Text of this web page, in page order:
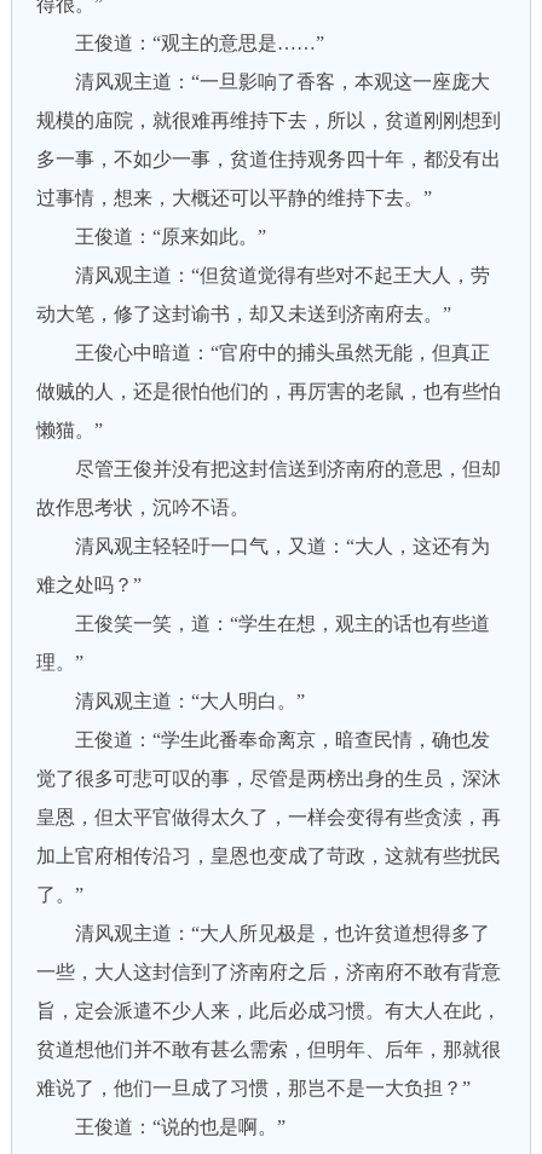
得很。”
王俊道：“观主的意思是……”
清风观主道：“一旦影响了香客，本观这一座庞大
规模的庙院，就很难再维持下去，所以，贫道刚刚想到
多一事，不如少一事，贫道住持观务四十年，都没有出
过事情，想来，大概还可以平静的维持下去。”
王俊道：“原来如此。”
清风观主道：“但贫道觉得有些对不起王大人，劳
动大笔，修了这封谕书，却又未送到济南府去。”
王俊心中暗道：“官府中的捕头虽然无能，但真正
做贼的人，还是很怕他们的，再厉害的老鼠，也有些怕
懒猫。”
尽管王俊并没有把这封信送到济南府的意思，但却
故作思考状，沉吟不语。
清风观主轻轻吁一口气，又道：“大人，这还有为
难之处吗？”
王俊笑一笑，道：“学生在想，观主的话也有些道
理。”
清风观主道：“大人明白。”
王俊道：“学生此番奉命离京，暗查民情，确也发
觉了很多可悲可叹的事，尽管是两榜出身的生员，深沐
皇恩，但太平官做得太久了，一样会变得有些贪渎，再
加上官府相传沿习，皇恩也变成了苛政，这就有些扰民
了。”
清风观主道：“大人所见极是，也许贫道想得多了
一些，大人这封信到了济南府之后，济南府不敢有背意
旨，定会派遣不少人来，此后必成习惯。有大人在此，
贫道想他们并不敢有甚么需索，但明年、后年，那就很
难说了，他们一旦成了习惯，那岂不是一大负担？”
王俊道：“说的也是啊。”